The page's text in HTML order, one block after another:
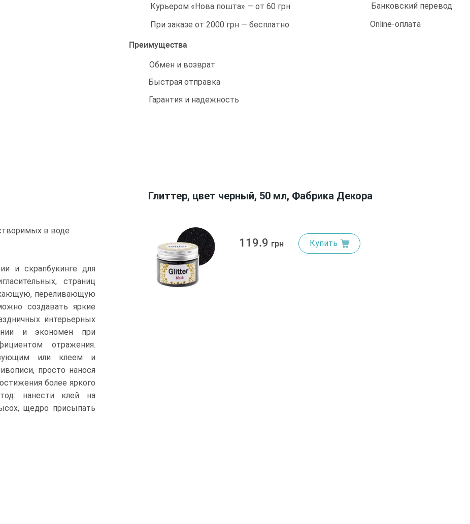
Курьером «Нова пошта» — от 60 грн
При заказе от 2000 грн — бесплатно
Банковский перевод
Online-оплата
Преимущества
Обмен и возврат
Быстрая отправка
Гарантия и надежность
в воде
и скрапбукинге для
страниц
переливающую
создавать яркие
интерьерных
и экономен при
отражения.
или клеем и
просто нанося
более яркого
нанести клей на
щедро присыпать
Глиттер, цвет черный, 50 мл, Фабрика Декора
119.9 грн Купить